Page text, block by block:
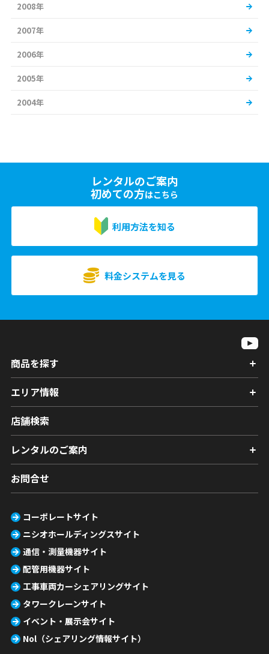
2008年
2007年
2006年
2005年
2004年
レンタルのご案内
初めての方はこちら
利用方法を知る
料金システムを見る
商品を探す
エリア情報
店舗検索
レンタルのご案内
お問合せ
コーポレートサイト
ニシオホールディングスサイト
通信・測量機器サイト
配管用機器サイト
工事車両カーシェアリングサイト
タワークレーンサイト
イベント・展示会サイト
Nol（シェアリング情報サイト）